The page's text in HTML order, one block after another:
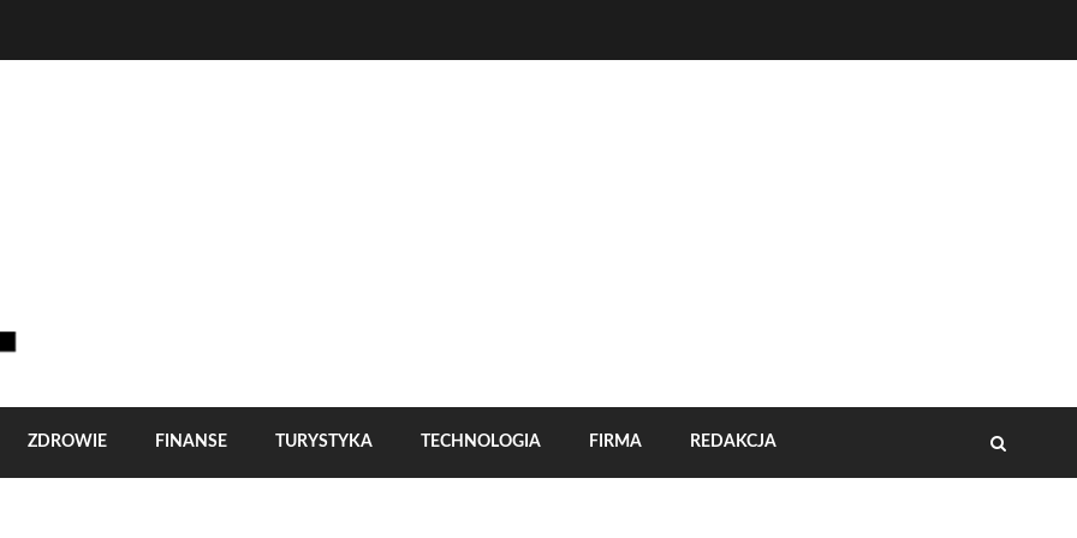
ZDROWIE FINANSE TURYSTYKA TECHNOLOGIA FIRMA REDAKCJA